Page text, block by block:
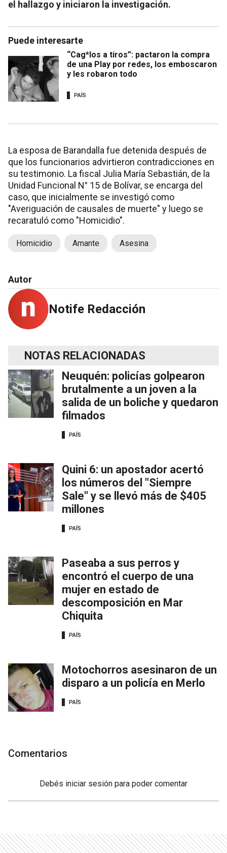
el hallazgo y iniciaron la investigación.
Puede interesarte
“Cag*los a tiros”: pactaron la compra
de una Play por redes, los emboscaron
y les robaron todo
PAÍS
La esposa de Barandalla fue detenida después de
que los funcionarios advirtieron contradicciones en
su testimonio. La fiscal Julia María Sebastián, de la
Unidad Funcional N° 15 de Bolívar, se encarga del
caso, que inicialmente se investigó como
"Averiguación de causales de muerte" y luego se
recaratuló como "Homicidio".
Homicidio Amante Asesina
Autor
Notife Redacción
NOTAS RELACIONADAS
Neuquén: policías golpearon
brutalmente a un joven a la
salida de un boliche y quedaron
filmados
PAÍS
Quini 6: un apostador acertó
los números del "Siempre
Sale" y se llevó más de $405
millones
PAÍS
Paseaba a sus perros y
encontró el cuerpo de una
mujer en estado de
descomposición en Mar
Chiquita
PAÍS
Motochorros asesinaron de un
disparo a un policía en Merlo
PAÍS
Comentarios
Debés iniciar sesión para poder comentar